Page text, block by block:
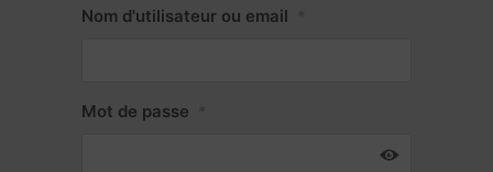
Nom d'utilisateur ou email
Mot de passe